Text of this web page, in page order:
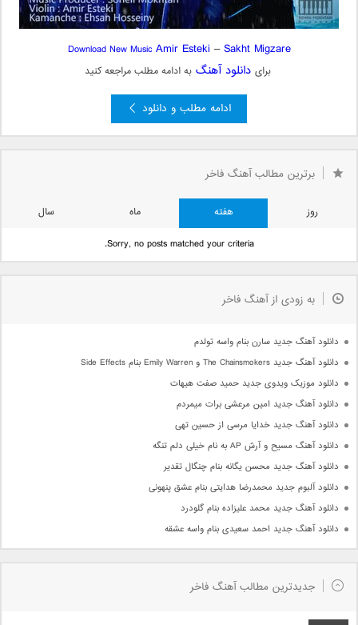
Download New Music Amir Esteki –Sakht Migzare
برای دانلود آهنگ به ادامه مطلب مراجعه کنید
ادامه مطلب و دانلود
برترین مطالب آهنگ فاخر
روز هفته ماه
سال
Sorry, no posts matched your criteria.
به زودی از آهنگ فاخر
دانلود آهنگ جدید سارن بنام واسه تولدم
دانلود آهنگ جدید The Chainsmokers و Emily Warren بنام Side Effects
دانلود موزیک ویدوی جدید حمید صفت هیهات
دانلود آهنگ جدید امین مرعشی برات میمردم
دانلود آهنگ جدید خدایا مرسی از حسین تهی
دانلود آهنگ مسیح و آرش AP به نام خیلی دلم تنگه
دانلود آهنگ جدید محسن یگانه بنام چنگال تقدیر
دانلود آلبوم جدید محمدرضا هدایتی بنام عشق پنهونی
دانلود آهنگ جدید محمد علیزاده بنام گلودرد
دانلود آهنگ جدید احمد سعیدی بنام واسه عشقه
جدیدترین مطالب آهنگ فاخر